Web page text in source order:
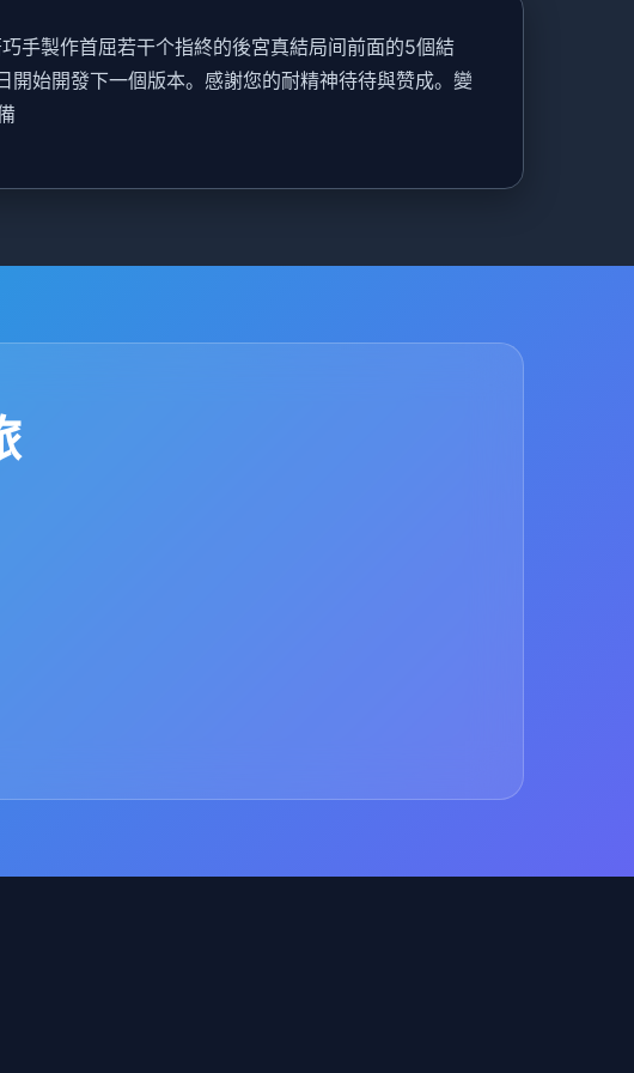
手製作首屈若干个指終的後宮真結局间前面的5個結
始開發下一個版本。感謝您的耐精神待待與赞成。變